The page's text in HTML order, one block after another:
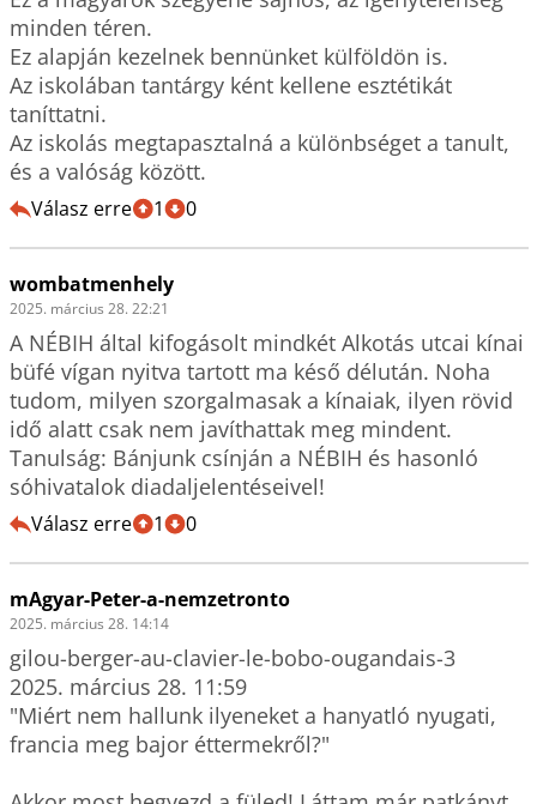
minden téren.
Ez alapján kezelnek bennünket külföldön is.
Az iskolában tantárgy ként kellene esztétikát
taníttatni.
Az iskolás megtapasztalná a különbséget a tanult,
és a valóság között.
Válasz erre 1 0
wombatmenhely
2025. március 28. 22:21
A NÉBIH által kifogásolt mindkét Alkotás utcai kínai
büfé vígan nyitva tartott ma késő délután. Noha
tudom, milyen szorgalmasak a kínaiak, ilyen rövid
idő alatt csak nem javíthattak meg mindent.
Tanulság: Bánjunk csínján a NÉBIH és hasonló
sóhivatalok diadaljelentéseivel!
Válasz erre 1 0
mAgyar-Peter-a-nemzetronto
2025. március 28. 14:14
gilou-berger-au-clavier-le-bobo-ougandais-3
2025. március 28. 11:59
"Miért nem hallunk ilyeneket a hanyatló nyugati,
francia meg bajor éttermekről?"